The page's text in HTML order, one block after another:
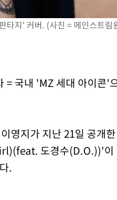
에 차량폭탄 폭발 사건
타지' 커버. (사진 = 메인스트
= 국내 'MZ 세대 아이콘'
영지가 지난 21일 공개
도경수(D.O.))'이
.